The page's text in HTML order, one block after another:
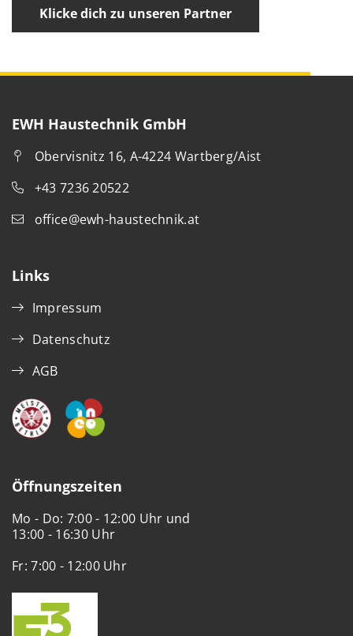
Klicke dich zu unseren Partner
EWH Haustechnik GmbH
Obervisnitz 16, A-4224 Wartberg/Aist
+43 7236 20522
office@ewh-haustechnik.at
Links
Impressum
Datenschutz
AGB
Öffnungszeiten
Mo - Do: 7:00 - 12:00 Uhr und
13:00 - 16:30 Uhr
Fr: 7:00 - 12:00 Uhr